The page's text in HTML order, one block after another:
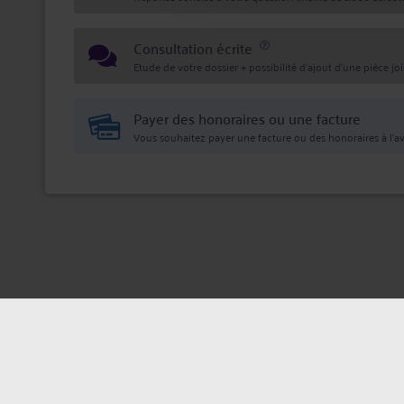
Consultation écrite
Etude de votre dossier + possibilité d'ajout d'une pièce
Payer des honoraires ou une facture
Vous souhaitez payer une facture ou des honoraires à